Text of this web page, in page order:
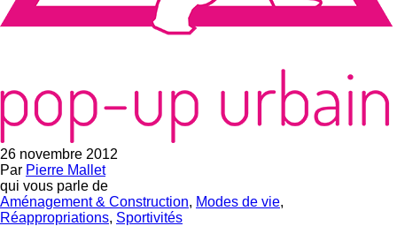
26 novembre 2012
Par Pierre Mallet
qui vous parle de
Aménagement & Construction, Modes de vie,
Réappropriations, Sportivités